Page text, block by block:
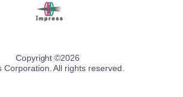
Copyright ©2026
Corporation. All rights reserved.